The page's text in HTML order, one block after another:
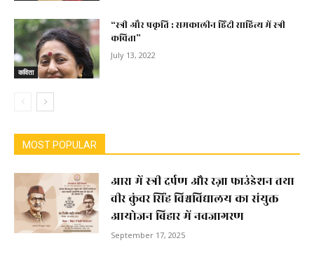
कविता
“स्त्री और प्रकृति : समकालीन हिंदी साहित्य में स्त्री
कविता”
July 13, 2022
MOST POPULAR
आरा में स्त्री दर्पण और रज़ा फाउंडेशन तथा
वीर कुंवर सिंह विश्वविद्यालय का संयुक्त
आयोजन बिहार में नवजागरण
September 17, 2025